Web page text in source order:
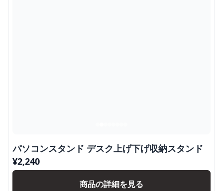
パソコンスタンド デスク上げ下げ収納スタンド
¥2,240
商品の詳細を見る